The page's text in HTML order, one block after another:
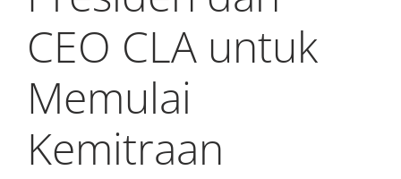
CEO CLA untuk
Memulai
Kemitraan